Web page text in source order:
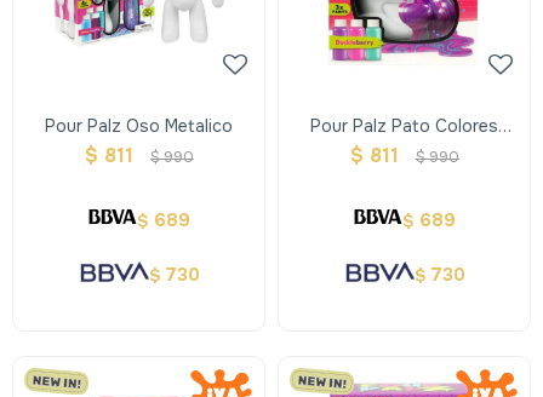
Pour Palz Oso Metalico
$ 811 $990
$ 689
$ 730
Pour Palz Pato Colores
Surtidos
$ 811 $990
$ 689
$ 730